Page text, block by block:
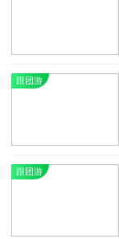
跟团游
跟团游